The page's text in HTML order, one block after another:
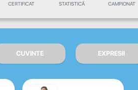
CERTIFICAT STATISTICĂ CAMPIONAT
CUVINTE EXPRESII